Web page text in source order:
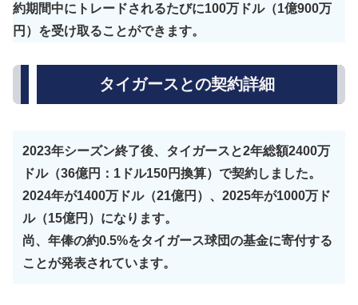
約期間中にトレードされるたびに100万ドル（1億900万
円）を受け取ることができます。
タイガースとの契約詳細
2023年シーズン終了後、タイガースと2年総額2400万
ドル（36億円：1ドル150円換算）で契約しました。
2024年が1400万ドル（21億円）、2025年が1000万ド
ル（15億円）になります。
尚、年俸の約0.5%をタイガース球団の基金に寄付する
ことが発表されています。